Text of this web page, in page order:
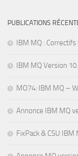
PUBLICATIONS
IBM MQ :
IBM MQ Version
MO74: IBM MQ –
Annonce IBM MQ
FixPack & CSU